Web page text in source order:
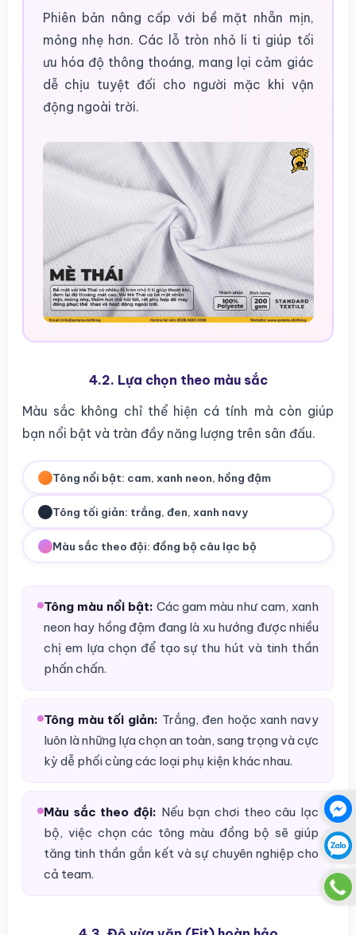
Phiên bản nâng cấp với bề mặt nhẵn mịn,
mỏng nhẹ hơn. Các lỗ tròn nhỏ li ti giúp tối
ưu hóa độ thông thoáng, mang lại cảm giác
dễ chịu tuyệt đối cho người mặc khi vận
động ngoài trời.
4.2. Lựa chọn theo màu sắc
Màu sắc không chỉ thể hiện cá tính mà còn giúp
bạn nổi bật và tràn đầy năng lượng trên sân đấu.
Tông nổi bật: cam, xanh neon, hồng đậm
Tông tối giản: trắng, đen, xanh navy
Màu sắc theo đội: đồng bộ câu lạc bộ
Tông màu nổi bật: Các gam màu như cam, xanh
neon hay hồng đậm đang là xu hướng được nhiều
chị em lựa chọn để tạo sự thu hút và tinh thần
phấn chấn.
Tông màu tối giản: Trắng, đen hoặc xanh navy
luôn là những lựa chọn an toàn, sang trọng và cực
kỳ dễ phối cùng các loại phụ kiện khác nhau.
Màu sắc theo đội: Nếu bạn chơi theo câu lạc
bộ, việc chọn các tông màu đồng bộ sẽ giúp
tăng tinh thần gắn kết và sự chuyên nghiệp cho
cả team.